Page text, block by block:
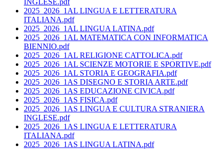
INGLESE.pdf
2025_2026_1AL LINGUA E LETTERATURA
ITALIANA.pdf
2025_2026_1AL LINGUA LATINA.pdf
2025_2026_1AL MATEMATICA CON INFORMATICA
BIENNIO.pdf
2025_2026_1AL RELIGIONE CATTOLICA.pdf
2025_2026_1AL SCIENZE MOTORIE E SPORTIVE.pdf
2025_2026_1AL STORIA E GEOGRAFIA.pdf
2025_2026_1AS DISEGNO E STORIA ARTE.pdf
2025_2026_1AS EDUCAZIONE CIVICA.pdf
2025_2026_1AS FISICA.pdf
2025_2026_1AS LINGUA E CULTURA STRANIERA
INGLESE.pdf
2025_2026_1AS LINGUA E LETTERATURA
ITALIANA.pdf
2025_2026_1AS LINGUA LATINA.pdf